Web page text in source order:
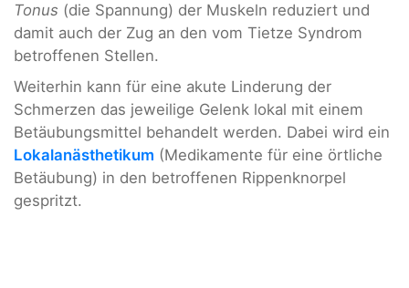
Tonus (die Spannung) der Muskeln reduziert und
damit auch der Zug an den vom Tietze Syndrom
betroffenen Stellen.
Weiterhin kann für eine akute Linderung der
Schmerzen das jeweilige Gelenk lokal mit einem
Betäubungsmittel behandelt werden. Dabei wird ein
Lokalanästhetikum (Medikamente für eine örtliche
Betäubung) in den betroffenen Rippenknorpel
gespritzt.